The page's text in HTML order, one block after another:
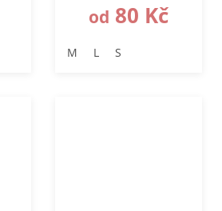
od 80 Kč
M L S